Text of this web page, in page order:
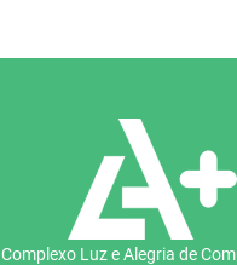
Complexo Luz e Alegria de